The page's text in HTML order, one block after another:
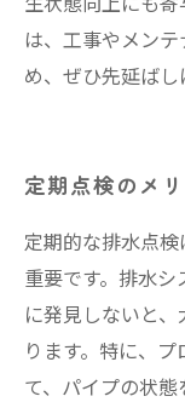
は、工事やメン
め、ぜひ先延ばし
定期点検のメ
定期的な排水点
重要です。排水
に発見しないと
ります。特に、
て、パイプの状